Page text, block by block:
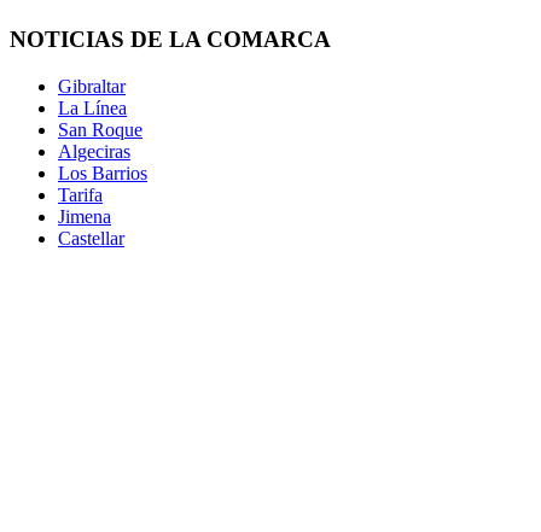
NOTICIAS DE LA COMARCA
Gibraltar
La Línea
San Roque
Algeciras
Los Barrios
Tarifa
Jimena
Castellar